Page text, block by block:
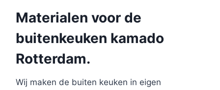
Materialen voor de
buitenkeuken kamado
Rotterdam.
Wij maken de buiten keuken in eigen